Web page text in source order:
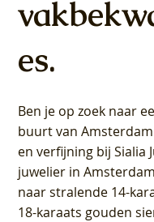
es.
Ben je op zoek naar
buurt van Amsterdam
en verfijning bij Sialia
juwelier in
naar stralende 14-
18-karaats gouden